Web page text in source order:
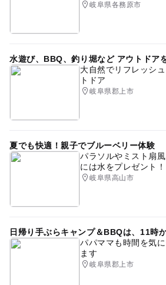
岐阜県各務原市
水遊び、BBQ、釣り堀など アウトドア
大自然でリフレッシ
トドア
岐阜県郡上市
夏でも快適！親子でブルーベリー体験
パラソルやミスト扇
には水をプレゼント！
岐阜県高山市
日帰り手ぶらキャンプ＆BBQは、11時
パパママも時間を気
ます
岐阜県郡上市